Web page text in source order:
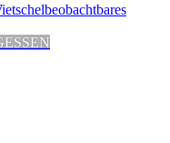
beobachtbares